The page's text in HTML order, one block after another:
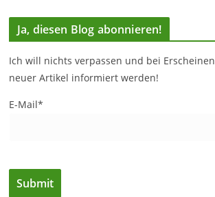
Ja, diesen Blog abonnieren!
Ich will nichts verpassen und bei Erscheinen
neuer Artikel informiert werden!
E-Mail*